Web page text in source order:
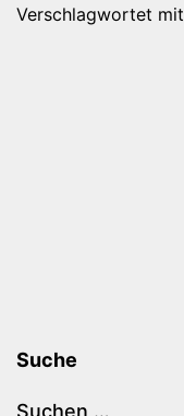
ein
Verschlagwortet mit
Suche